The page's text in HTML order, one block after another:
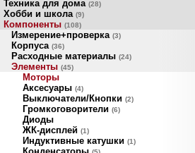
Техника для дома (28)
Хобби и школа (9)
Компоненты (108)
Измерение+проверка (3)
Корпуса (36)
Расходные материалы (24)
Элементы (45)
Моторы
Аксесуары (4)
Выключатели/Кнопки (2)
Громкоговорители (6)
Диоды
ЖК-дисплей (1)
Индуктивные катушки (1)